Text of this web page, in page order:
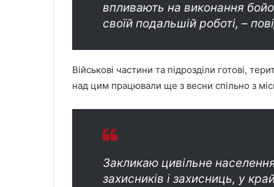
впливають на виконання
своїй подальшій роботі, –
Військові частини та підрозділи готові,
над цим працювали ще з весни спільно з
Закликаю цивільне
захисників і захисниць, у